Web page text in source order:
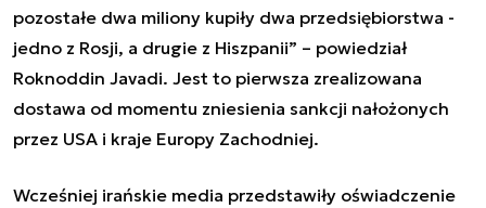
pozostałe dwa miliony kupiły dwa przedsiębiorstwa -
jedno z Rosji, a drugie z Hiszpanii” – powiedział
Roknoddin Javadi. Jest to pierwsza zrealizowana
dostawa od momentu zniesienia sankcji nałożonych
przez USA i kraje Europy Zachodniej.
Wcześniej irańskie media przedstawiły oświadczenie